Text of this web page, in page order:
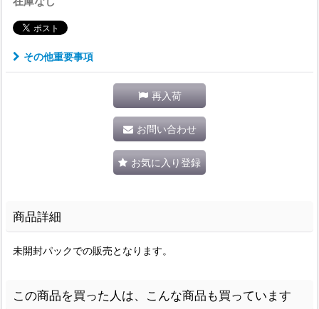
その他重要事項
再入荷
お問い合わせ
お気に入り登録
商品詳細
未開封パックでの販売となります。
この商品を買った人は、こんな商品も買っています